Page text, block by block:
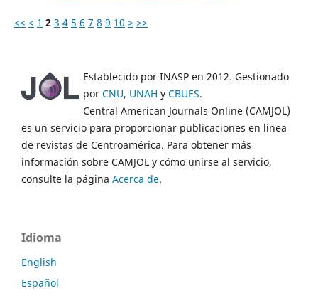
<< < 1 2 3 4 5 6 7 8 9 10 > >>
Establecido por INASP en 2012. Gestionado
por CNU, UNAH y CBUES.
Central American Journals Online (CAMJOL)
es un servicio para proporcionar publicaciones en línea
de revistas de Centroamérica. Para obtener más
información sobre CAMJOL y cómo unirse al servicio,
consulte la página Acerca de.
Idioma
English
Español